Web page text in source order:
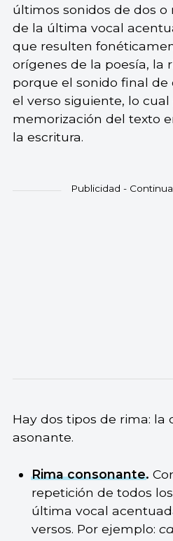
últimos sonidos de dos o
de la última vocal
que resulten
orígenes de la poesía, la
porque el sonido final de
el verso siguiente, lo
memorización del texto
la escritura.
Hay dos tipos de rima: la
asonante.
Rima consonante.
repetición de todos
última vocal
versos. Por ejemplo: